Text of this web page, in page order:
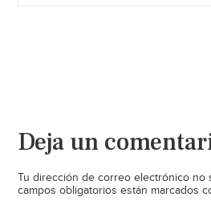
Deja un
Tu dirección de correo electrónico no
campos obligatorios están marcados